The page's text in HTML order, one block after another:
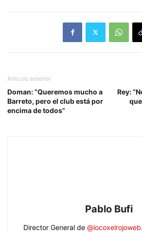
Artículo anterior
Doman: “Queremos mucho a
Barreto, pero el club está por
encima de todos”
Rey:
Pablo Bufi
Director General de @locoxelrojoweb